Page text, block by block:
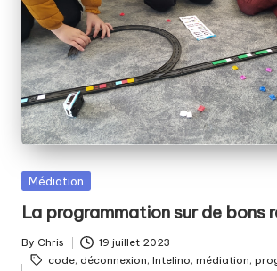
b
i
b
fabriquer
ensemble
?
Posted
Médiation
La programmation sur de bons
Posted
By Chris
19 juillet 2023
Tags:code, déconnexion, Intelino, médiation,